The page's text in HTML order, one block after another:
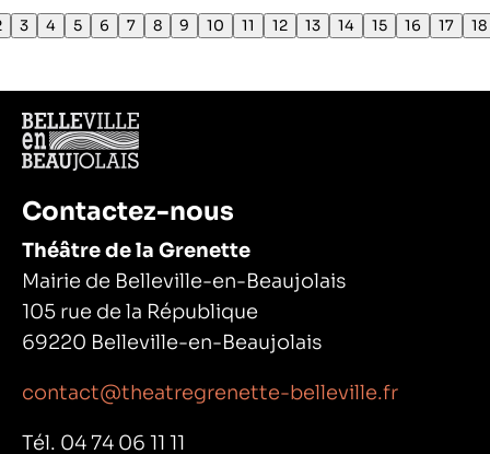
3 4 5 6 7 8 9 10 11 12 13 14 15 16 17 18
Contactez-nous
Théâtre de la Grenette
Mairie de Belleville-en-Beaujolais
105 rue de la République
69220 Belleville-en-Beaujolais
contact@theatregrenette-belleville.fr
Tél. 04 74 06 11 11